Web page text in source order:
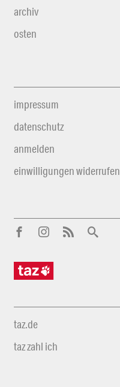
archiv
osten
impressum
datenschutz
anmelden
einwilligungen widerrufen
taz.de
taz zahl ich